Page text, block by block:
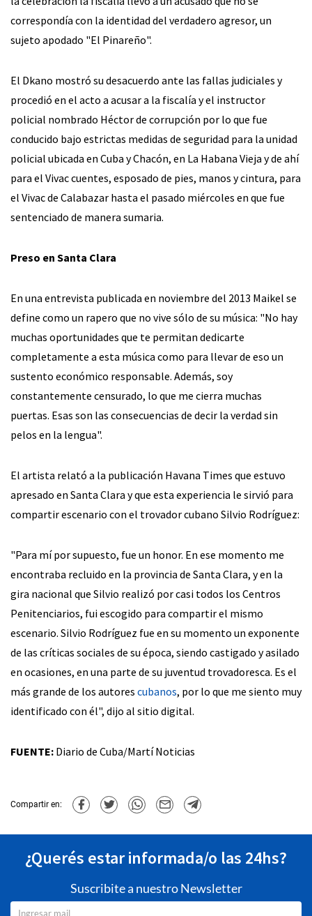
correspondía con la identidad del verdadero agresor, un
sujeto apodado "El Pinareño".
El Dkano mostró su desacuerdo ante las fallas judiciales y
procedió en el acto a acusar a la fiscalía y el instructor
policial nombrado Héctor de corrupción por lo que fue
conducido bajo estrictas medidas de seguridad para la unidad
policial ubicada en Cuba y Chacón, en La Habana Vieja y de ahí
para el Vivac cuentes, esposado de pies, manos y cintura, para
el Vivac de Calabazar hasta el pasado miércoles en que fue
sentenciado de manera sumaria.
Preso en Santa Clara
En una entrevista publicada en noviembre del 2013 Maikel se
define como un rapero que no vive sólo de su música: "No hay
muchas oportunidades que te permitan dedicarte
completamente a esta música como para llevar de eso un
sustento económico responsable. Además, soy
constantemente censurado, lo que me cierra muchas
puertas. Esas son las consecuencias de decir la verdad sin
pelos en la lengua".
El artista relató a la publicación Havana Times que estuvo
apresado en Santa Clara y que esta experiencia le sirvió para
compartir escenario con el trovador cubano Silvio Rodríguez:
"Para mí por supuesto, fue un honor. En ese momento me
encontraba recluido en la provincia de Santa Clara, y en la
gira nacional que Silvio realizó por casi todos los Centros
Penitenciarios, fui escogido para compartir el mismo
escenario. Silvio Rodríguez fue en su momento un exponente
de las críticas sociales de su época, siendo castigado y asilado
en ocasiones, en una parte de su juventud trovadoresca. Es el
más grande de los autores cubanos, por lo que me siento muy
identificado con él", dijo al sitio digital.
FUENTE: Diario de Cuba/Martí Noticias
Compartir en:
¿Querés estar informada/o las 24hs?
Suscribite a nuestro Newsletter